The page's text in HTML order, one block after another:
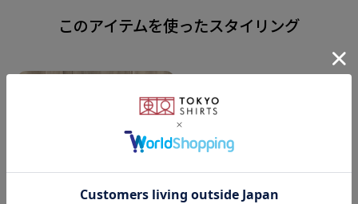
して、当て布＋低温で軽く アイロンをかけて仕上げま
ポリエステル100%
このアイテムを使ったスタイリング